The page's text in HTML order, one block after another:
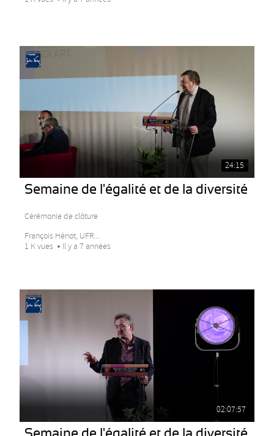
24:15
Semaine de l'égalité et de la diversité
Cérémonie de clôture
François Hénot, UFR...
1 K vues
Il y a 7 années
02:07:57